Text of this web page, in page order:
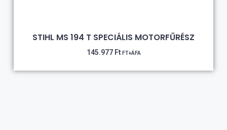
STIHL MS 194 T SPECIÁLIS MOTORFŰRÉSZ
145.977 Ft FT+ÁFA